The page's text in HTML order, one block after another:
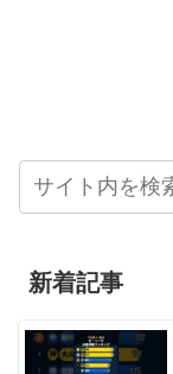
新着記事